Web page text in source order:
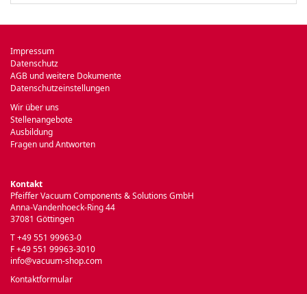
Impressum
Datenschutz
AGB und weitere Dokumente
Datenschutzeinstellungen
Wir über uns
Stellenangebote
Ausbildung
Fragen und Antworten
Kontakt
Pfeiffer Vacuum Components & Solutions GmbH
Anna-Vandenhoeck-Ring 44
37081 Göttingen
T +49 551 99963-0
F +49 551 99963-3010
info@vacuum-shop.com
Kontaktformular